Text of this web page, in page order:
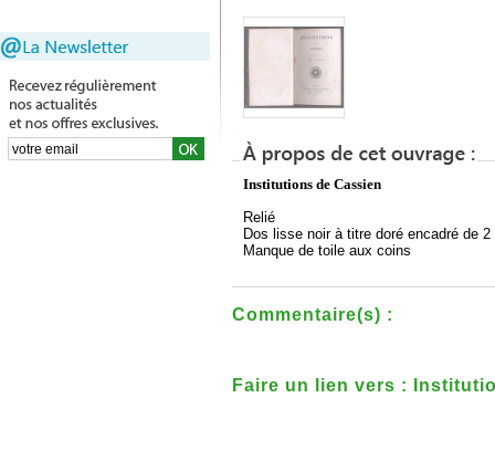
Institutions de Cassien
Relié
Dos lisse noir à titre doré encadré de
Manque de toile aux coins
Commentaire(s) :
Faire un lien vers :